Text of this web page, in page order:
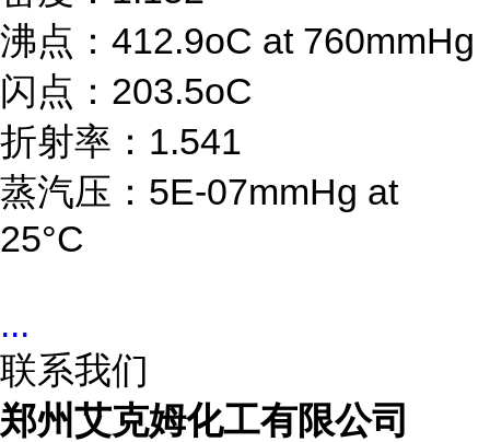
沸点：412.9oC at 760mmHg
闪点：203.5oC
折射率：1.541
蒸汽压：5E-07mmHg at
25°C
...
联系我们
郑州艾克姆化工有限公司